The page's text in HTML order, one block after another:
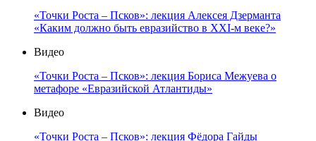
«Точки Роста – Псков»: лекция Алексея Дзерманта
«Каким должно быть евразийство в XXI-м веке?»
Видео
«Точки Роста – Псков»: лекция Бориса Межуева о
метафоре «Евразийской Атлантиды»
Видео
«Точки Роста – Псков»: лекция Фёдора Гайды